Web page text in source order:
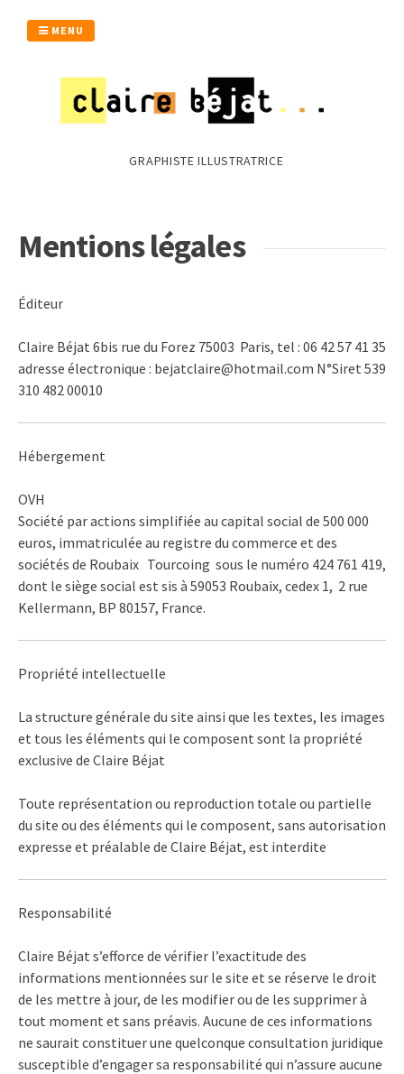
GRAPHISTE ILLUSTRATRICE
MENU
Mentions légales
Éditeur
Claire Béjat 6bis rue du Forez 75003 Paris, tel : 06 42 57 41 35
adresse électronique : bejatclaire@hotmail.com N°Siret 539
310 482 00010
Hébergement
OVH
Société par actions simplifiée au capital social de 500 000
euros, immatriculée au registre du commerce et des
sociétés de Roubaix Tourcoing sous le numéro 424 761 419,
dont le siège social est sis à 59053 Roubaix, cedex 1, 2 rue
Kellermann, BP 80157, France.
Propriété intellectuelle
La structure générale du site ainsi que les textes, les images
et tous les éléments qui le composent sont la propriété
exclusive de Claire Béjat
Toute représentation ou reproduction totale ou partielle
du site ou des éléments qui le composent, sans autorisation
expresse et préalable de Claire Béjat, est interdite
Responsabilité
Claire Béjat s’efforce de vérifier l’exactitude des
informations mentionnées sur le site et se réserve le droit
de les mettre à jour, de les modifier ou de les supprimer à
tout moment et sans préavis. Aucune de ces informations
ne saurait constituer une quelconque consultation juridique
susceptible d’engager sa responsabilité qui n’assure aucune